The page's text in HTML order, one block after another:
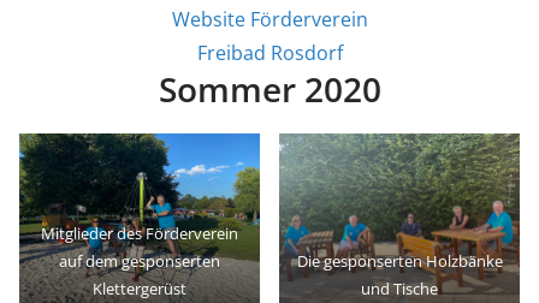
Website Förderverein
Freibad Rosdorf
Sommer 2020
Mitglieder des Förderverein
auf dem gesponserten
Klettergerüst
Die gesponserten Holzbänke
und Tische